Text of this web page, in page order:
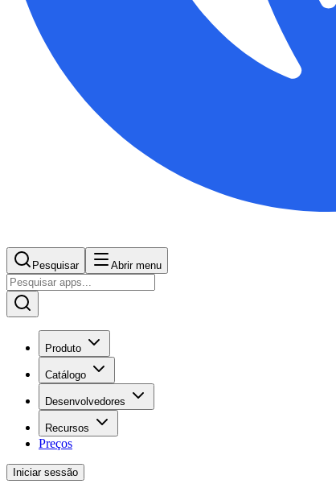
Pesquisar Abrir menu
Produto
Catálogo
Desenvolvedores
Recursos
Preços
Iniciar sessão